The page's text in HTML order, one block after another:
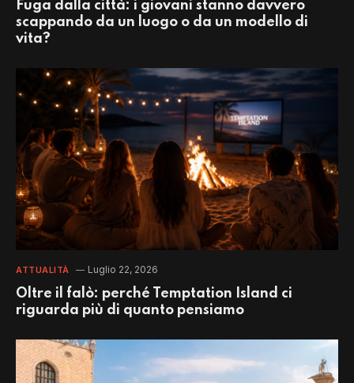
Fuga dalla città: i giovani stanno davvero
scappando da un luogo o da un modello di
vita?
ATTUALITÀ Luglio 22, 2026
Oltre il falò: perché Temptation Island ci
riguarda più di quanto pensiamo